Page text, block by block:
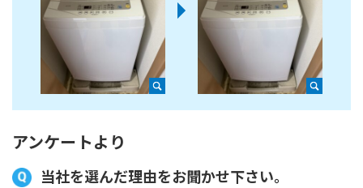
アンケートより
当社を選んだ理由をお聞かせ下さい。